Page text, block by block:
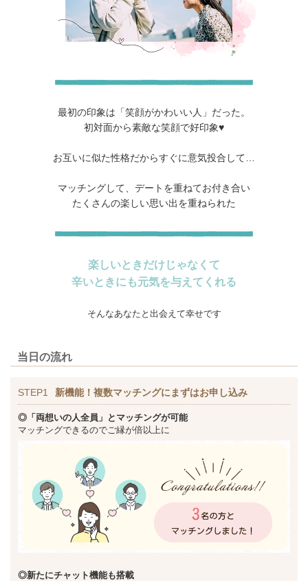
最初の印象は「笑顔がかわいい人」だった。
初対面から素敵な笑顔で好印象♥
お互いに似た性格だからすぐに意気投合して…
マッチングして、デートを重ねてお付き合い
たくさんの楽しい思い出を重ねられた
楽しいときだけじゃなくて
辛いときにも元気を与えてくれる
そんなあなたと出会えて幸せです
当日の流れ
STEP1 新機能！複数マッチングにまずはお申し込み
◎「両想いの人全員」とマッチングが可能
マッチングできるのでご縁が倍以上に
◎新たにチャット機能も搭載